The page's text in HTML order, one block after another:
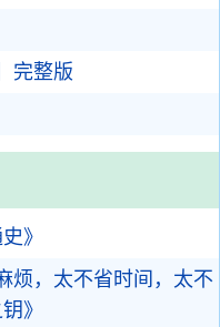
完整版
》
烦，太不省时间，太不
》